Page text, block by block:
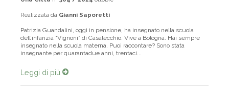
Realizzata da Gianni Saporetti
Patrizia Guandalini, oggi in pensione, ha insegnato nella scuola
dell’infanzia “Vignoni” di Casalecchio. Vive a Bologna. Hai sempre
insegnato nella scuola materna. Puoi raccontare? Sono stata
insegnante per quarantadue anni, trentaci...
Leggi di più